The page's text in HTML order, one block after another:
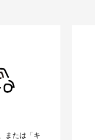
または「キ